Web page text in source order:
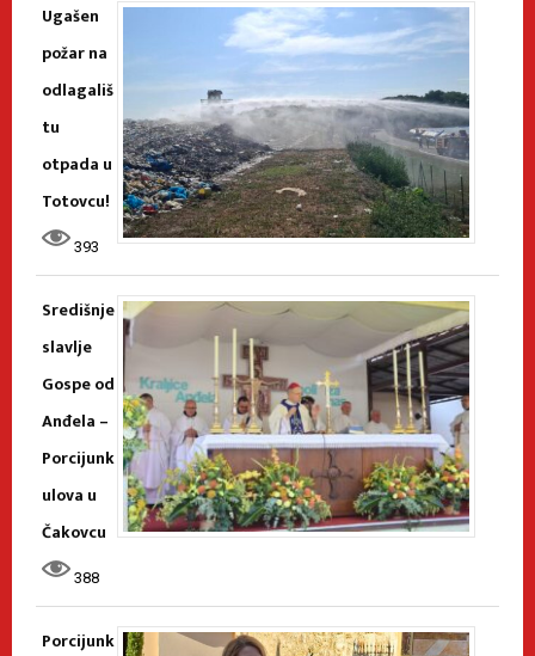
Ugašen
požar na
odlagališ
tu
otpada u
Totovcu!
393
Središnje
slavlje
Gospe od
Anđela –
Porcijunk
ulova u
Čakovcu
388
Porcijunk